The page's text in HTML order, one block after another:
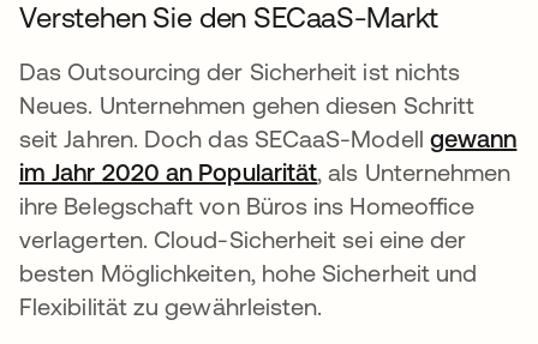
Verstehen Sie den SECaaS-Markt
Das Outsourcing der Sicherheit ist nichts
Neues. Unternehmen gehen diesen Schritt
seit Jahren. Doch das SECaaS-Modell gewann
im Jahr 2020 an Popularitätwird in einer neuen
, als Unternehmen
ihre Belegschaft von Büros ins Homeoffice
verlagerten. Cloud-Sicherheit sei eine der
besten Möglichkeiten, hohe Sicherheit und
Flexibilität zu gewährleisten.